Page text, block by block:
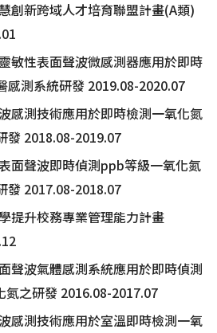
創新跨域人才培育聯盟計畫(A類)
敏性表面聲波微感測器應用於即時
感測系統研發 2019.08-2020.07
感測技術應用於即時檢測一氧化氮
發 2018.08-2019.07
面聲波即時偵測ppb等級一氧化氮
發 2017.08-2018.07
提升校務專業管理能力計畫
聲波氣體感測系統應用於即時偵測
氮之研發 2016.08-2017.07
感測技術應用於室溫即時檢測一氧